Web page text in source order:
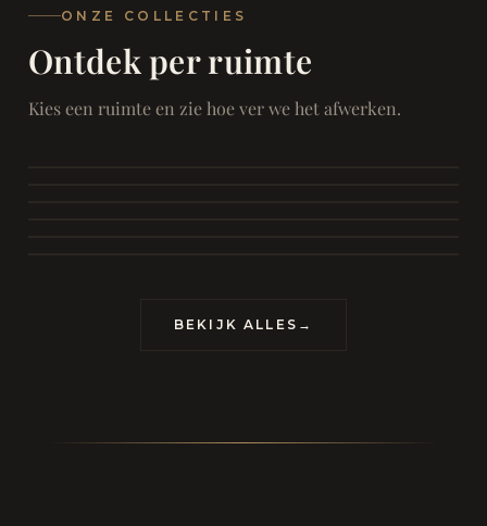
Modern
Marcottestyle Living
ONZE COLLECTIES
Ontdek per ruimte
Kies een ruimte en zie hoe ver we het afwerken.
SAMEN ONTSPANNEN
Woonkamer
Eetkamer
RUST EN RETRAITE
BEKIJK ALLES →